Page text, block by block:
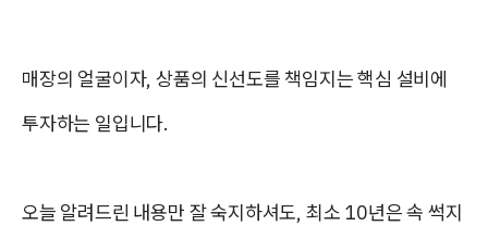
매장의 얼굴이자, 상품의 신선도를 책임지는 핵심 설비에
투자하는 일입니다.
오늘 알려드린 내용만 잘 숙지하셔도, 최소 10년은 속 썩지